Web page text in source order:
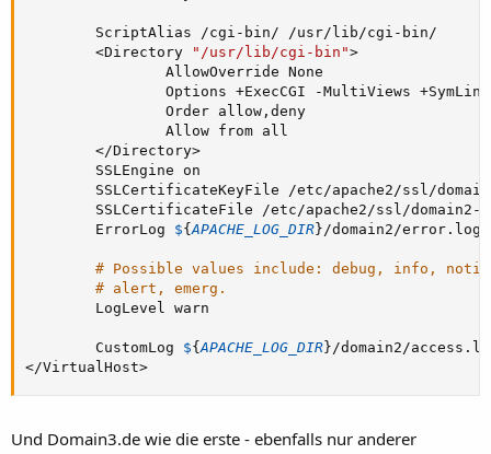
        ScriptAlias
/cgi - bin/ /usr/ lib/cgi - bin/
<Directory "/usr/lib/cgi-bin">
                AllowOverride None
                Options
+ExecCGI -MultiViews +
                Order allow
, deny
                Allow from all
</Directory>
        SSLEngine on
        SSLCertificateKeyFile
/etc/apache2/ssl/
        SSLCertificateFile
/etc/apache2/ssl/domain2 -
        ErrorLog
${APACHE_LOG_DIR }/domain2/error . log
# Possible values include: debug, info,
# alert, emerg.
        LogLevel warn
        CustomLog
${APACHE_LOG_DIR }/domain2/access .
</VirtualHost>
Und Domain3.de wie die erste - ebenfalls nur anderer